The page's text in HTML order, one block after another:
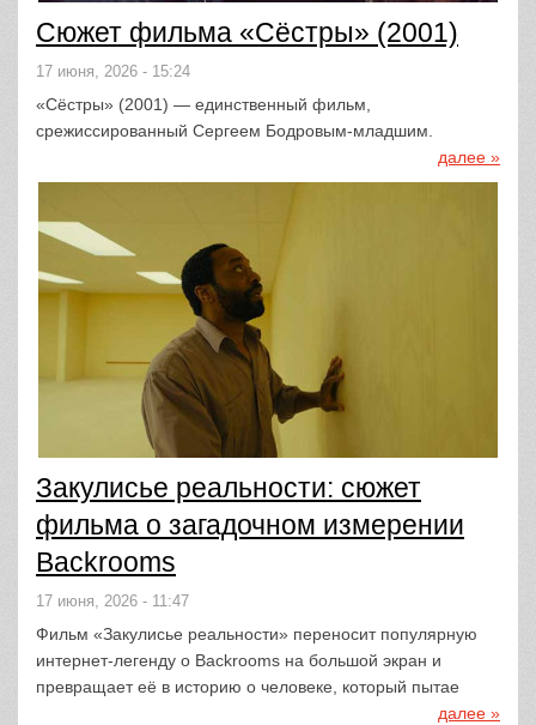
Сюжет фильма «Сёстры» (2001)
17 июня, 2026 - 15:24
«Сёстры» (2001) — единственный фильм,
срежиссированный Сергеем Бодровым-младшим.
далее »
Закулисье реальности: сюжет
фильма о загадочном измерении
Backrooms
17 июня, 2026 - 11:47
Фильм «Закулисье реальности» переносит популярную
интернет-легенду о Backrooms на большой экран и
превращает её в историю о человеке, который пытае
далее »